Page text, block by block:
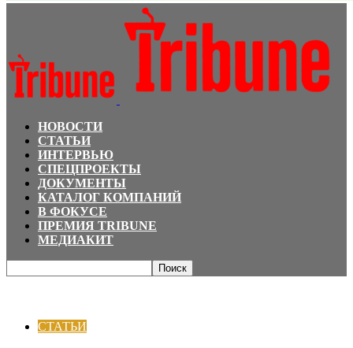
НОВОСТИ
СТАТЬИ
ИНТЕРВЬЮ
СПЕЦПРОЕКТЫ
ДОКУМЕНТЫ
КАТАЛОГ КОМПАНИЙ
В ФОКУСЕ
ПРЕМИЯ TRIBUNE
МЕДИАКИТ
СТАТЬИ